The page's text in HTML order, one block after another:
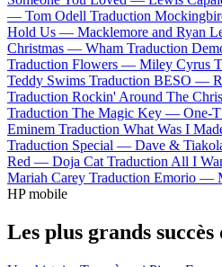
— Tom Odell Traduction
Hold Us — Macklemore and Ryan
Christmas — Wham Traduction
Traduction Flowers — Miley Cyrus
Teddy Swims Traduction BESO —
Traduction Rockin' Around The
Traduction The Magic Key — One-T
Eminem Traduction What Was I
Traduction Special — Dave &
Red — Doja Cat Traduction All I
Mariah Carey Traduction Emorio —
HP mobile
Les plus grands succès